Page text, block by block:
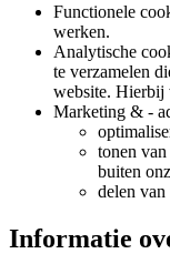
Functionele
werken.
Analytische
te verzamelen
website. Hierbij
Marketing & -
tonen
buiten
delen
Informatie